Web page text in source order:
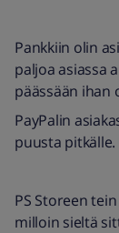
Pankkiin olin
paljoa asiassa
päässään ihan
PayPalin
puusta pitkälle.
PS Storeen
milloin sieltä